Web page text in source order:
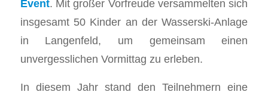
Event. Mit großer Vorfreude versammelten sich
insgesamt 50 Kinder an der Wasserski-Anlage
in Langenfeld, um gemeinsam einen
unvergesslichen Vormittag zu erleben.
In diesem Jahr stand den Teilnehmern eine